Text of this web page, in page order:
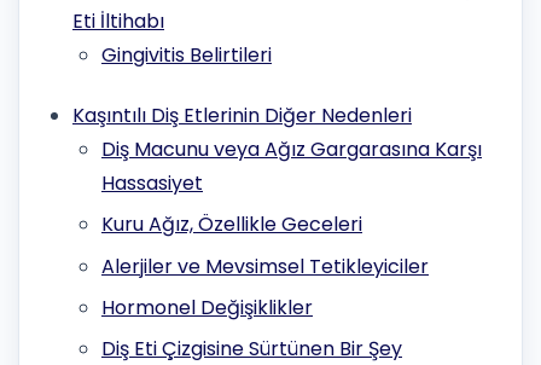
Eti İltihabı
Gingivitis Belirtileri
Kaşıntılı Diş Etlerinin Diğer Nedenleri
Diş Macunu veya Ağız Gargarasına Karşı
Hassasiyet
Kuru Ağız, Özellikle Geceleri
Alerjiler ve Mevsimsel Tetikleyiciler
Hormonel Değişiklikler
Diş Eti Çizgisine Sürtünen Bir Şey